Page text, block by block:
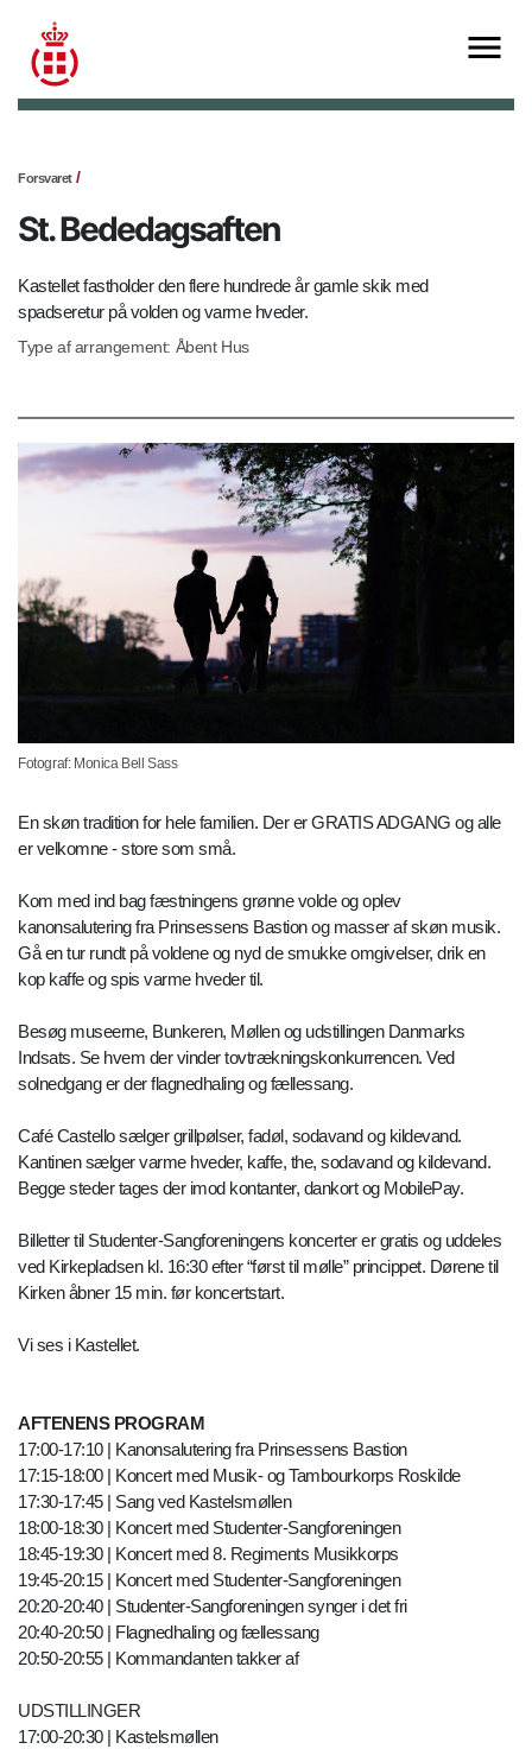
Forsvaret
St. Bededagsaften
Kastellet fastholder den flere hundrede år gamle skik med
spadseretur på volden og varme hveder.
Type af arrangement: Åbent Hus
Fotograf: Monica Bell Sass
En skøn tradition for hele familien. Der er GRATIS ADGANG og alle
er velkomne - store som små.
Kom med ind bag fæstningens grønne volde og oplev
kanonsalutering fra Prinsessens Bastion og masser af skøn musik.
Gå en tur rundt på voldene og nyd de smukke omgivelser, drik en
kop kaffe og spis varme hveder til.
Besøg museerne, Bunkeren, Møllen og udstillingen Danmarks
Indsats. Se hvem der vinder tovtrækningskonkurrencen. Ved
solnedgang er der flagnedhaling og fællessang.
Café Castello sælger grillpølser, fadøl, sodavand og kildevand.
Kantinen sælger varme hveder, kaffe, the, sodavand og kildevand.
Begge steder tages der imod kontanter, dankort og MobilePay.
Billetter til Studenter-Sangforeningens koncerter er gratis og uddeles
ved Kirkepladsen kl. 16:30 efter “først til mølle” princippet. Dørene til
Kirken åbner 15 min. før koncertstart.
Vi ses i Kastellet.
AFTENENS PROGRAM
17:00-17:10 | Kanonsalutering fra Prinsessens Bastion
17:15-18:00 | Koncert med Musik- og Tambourkorps Roskilde
17:30-17:45 | Sang ved Kastelsmøllen
18:00-18:30 | Koncert med Studenter-Sangforeningen
18:45-19:30 | Koncert med 8. Regiments Musikkorps
19:45-20:15 | Koncert med Studenter-Sangforeningen
20:20-20:40 | Studenter-Sangforeningen synger i det fri
20:40-20:50 | Flagnedhaling og fællessang
20:50-20:55 | Kommandanten takker af
UDSTILLINGER
17:00-20:30 | Kastelsmøllen